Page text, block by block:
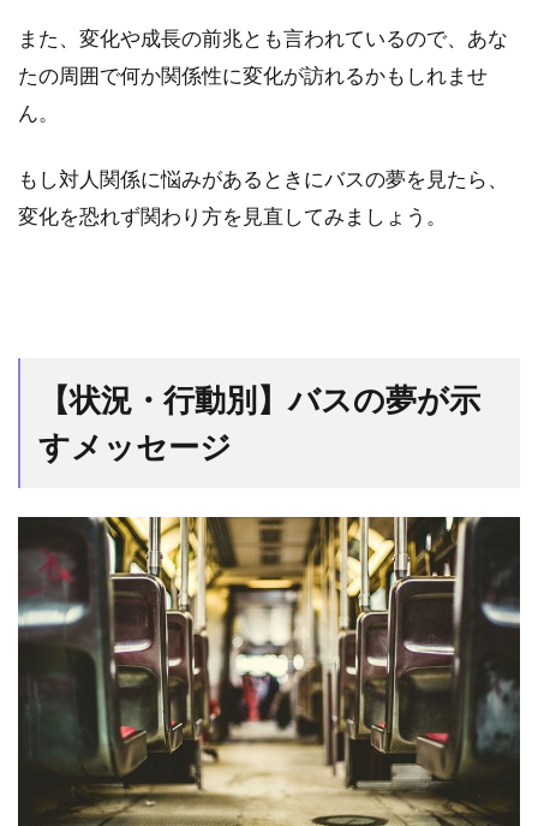
い・
知ら
ない
く夢
の意
味
を運
転す
る夢
の意
は？
夢占
い｜
バス
の座
印象
的な
（座
る・
また、変化や成長の前兆とも言われているので、あな
たの周囲で何か関係性に変化が訪れるかもしれませ
ん。
もし対人関係に悩みがあるときにバスの夢を見たら、
変化を恐れず関わり方を見直してみましょう。
【状況・行動別】バスの夢が示
すメッセージ